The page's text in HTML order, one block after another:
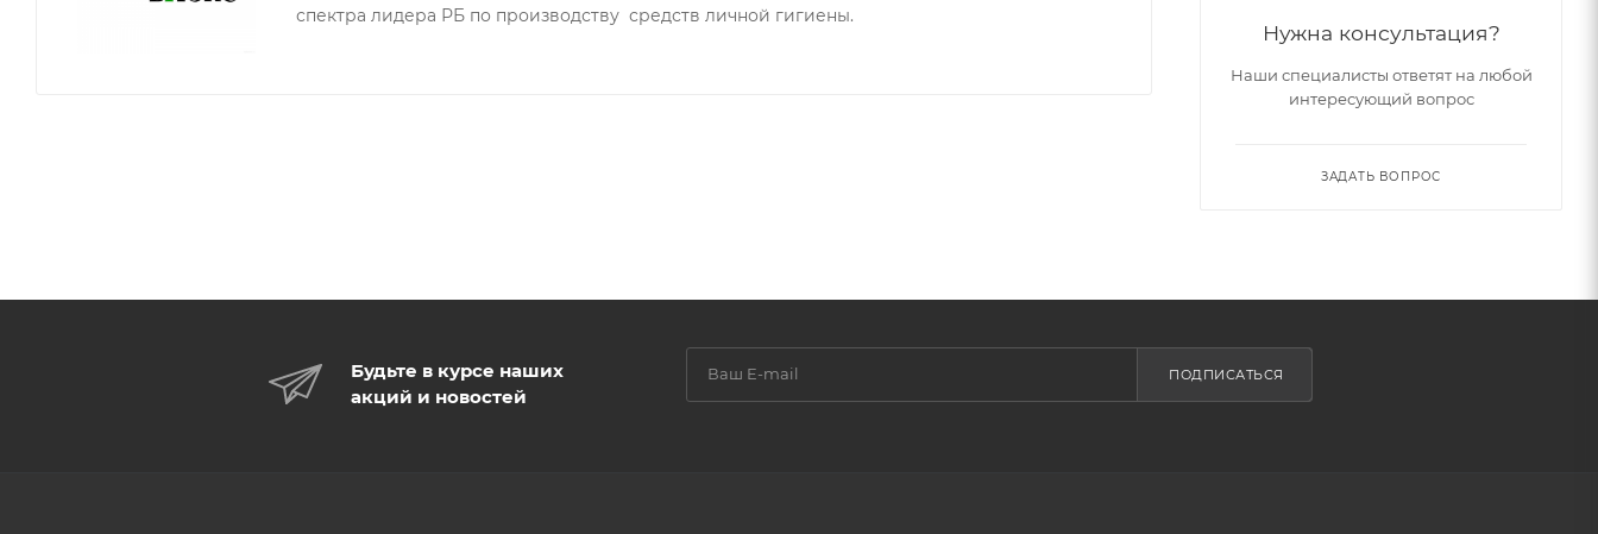
Масло кокоса быстро улучшает состояние сухой и раздраженной кожи, глубоко питает, устраняет шелушение,
спектра лидера РБ по производству средств личной гигиены.
Нужна консультация?
Наши специалисты ответят на любой
интересующий вопрос
ЗАДАТЬ ВОПРОС
Будьте в курсе наших
акций и новостей
ПОДПИСАТЬСЯ